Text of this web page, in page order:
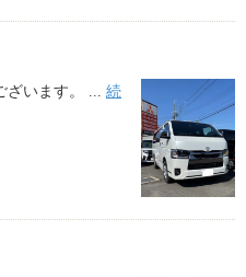
ざいます。 ... 続